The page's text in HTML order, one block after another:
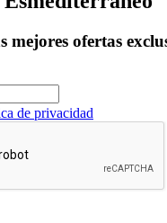
mejores ofertas
de privacidad